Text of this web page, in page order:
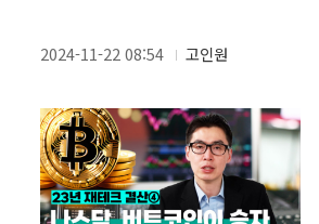
2024-11-22 08:54 고인원